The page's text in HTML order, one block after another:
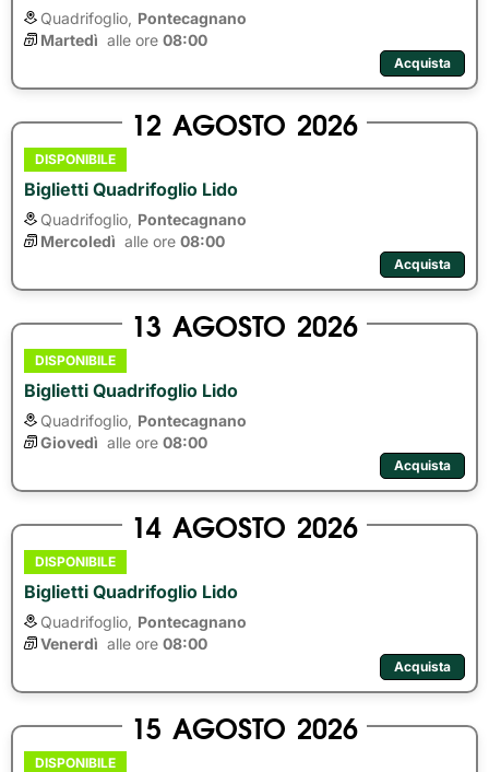
Quadrifoglio, Pontecagnano
Martedì alle ore 08:00
Acquista
12 AGOSTO 2026
DISPONIBILE
Biglietti Quadrifoglio Lido
Quadrifoglio, Pontecagnano
Mercoledì alle ore 08:00
Acquista
13 AGOSTO 2026
DISPONIBILE
Biglietti Quadrifoglio Lido
Quadrifoglio, Pontecagnano
Giovedì alle ore 08:00
Acquista
14 AGOSTO 2026
DISPONIBILE
Biglietti Quadrifoglio Lido
Quadrifoglio, Pontecagnano
Venerdì alle ore 08:00
Acquista
15 AGOSTO 2026
DISPONIBILE